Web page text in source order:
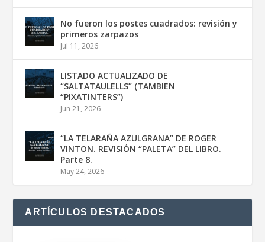
No fueron los postes cuadrados: revisión y
primeros zarpazos
Jul 11, 2026
LISTADO ACTUALIZADO DE
“SALTATAULELLS” (TAMBIEN
“PIXATINTERS”)
Jun 21, 2026
“LA TELARAÑA AZULGRANA” DE ROGER
VINTON. REVISIÓN “PALETA” DEL LIBRO.
Parte 8.
May 24, 2026
ARTÍCULOS DESTACADOS